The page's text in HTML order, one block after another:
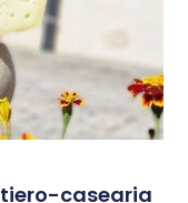
casearia